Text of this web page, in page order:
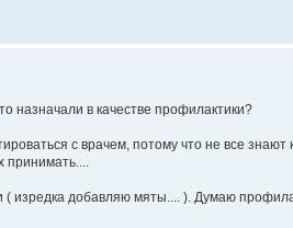
назначали в качестве профилактики?
с врачем, потому что не все
изредка добавляю мяты.... ). Думаю